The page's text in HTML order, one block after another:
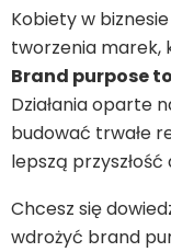
Kobiety w
tworzenia marek,
Brand purpose
Działania oparte
budować trwałe
lepszą
Chcesz się
wdrożyć brand